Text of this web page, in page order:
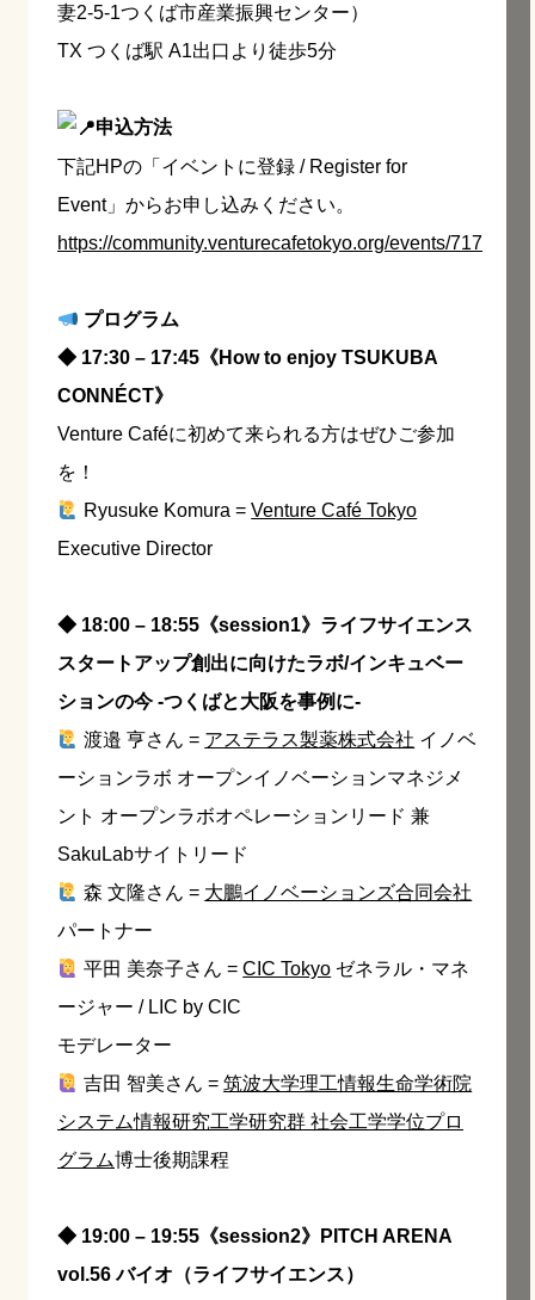
妻2-5-1つくば市産業振興センター）
TX つくば駅 A1出口より徒歩5分
申込方法
下記HPの「イベントに登録 / Register for
Event」からお申し込みください。
https://community.venturecafetokyo.org/events/717
プログラム
◆ 17:30 – 17:45《How to enjoy TSUKUBA
CONNÉCT》
Venture Caféに初めて来られる方はぜひご参加
を！
Ryusuke Komura =Venture Café Tokyo
Executive Director
◆ 18:00 – 18:55《session1》ライフサイエンス
スタートアップ創出に向けたラボ/インキュベー
ションの今 -つくばと大阪を事例に-
渡邉 亨さん = アステラス製薬株式会社 イノベ
ーションラボ オープンイノベーションマネジメ
ント オープンラボオペレーションリード 兼
SakuLabサイトリード
森 文隆さん = 大鵬イノベーションズ合同会社
パートナー
平田 美奈子さん =CIC Tokyo ゼネラル・マネ
ージャー / LIC by CIC
モデレーター
吉田 智美さん =筑波大学理工情報生命学術院
システム情報研究工学研究群 社会工学学位プロ
グラム博士後期課程
◆ 19:00 – 19:55《session2》PITCH ARENA
vol.56 バイオ（ライフサイエンス）